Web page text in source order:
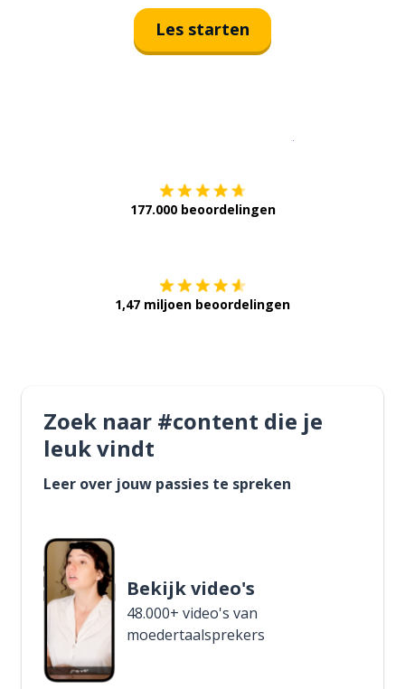
Les starten
177.000 beoordelingen
1,47 miljoen beoordelingen
Zoek naar #content die je
leuk vindt
Leer over jouw passies te spreken
Bekijk video's
48.000+ video's van
moedertaalsprekers